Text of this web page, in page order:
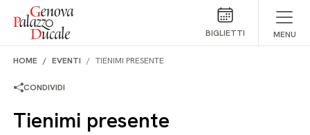
Salta al contenuto
BIGLIETTI MENU
HOME EVENTI TIENIMI PRESENTE
CONDIVIDI
Tienimi presente